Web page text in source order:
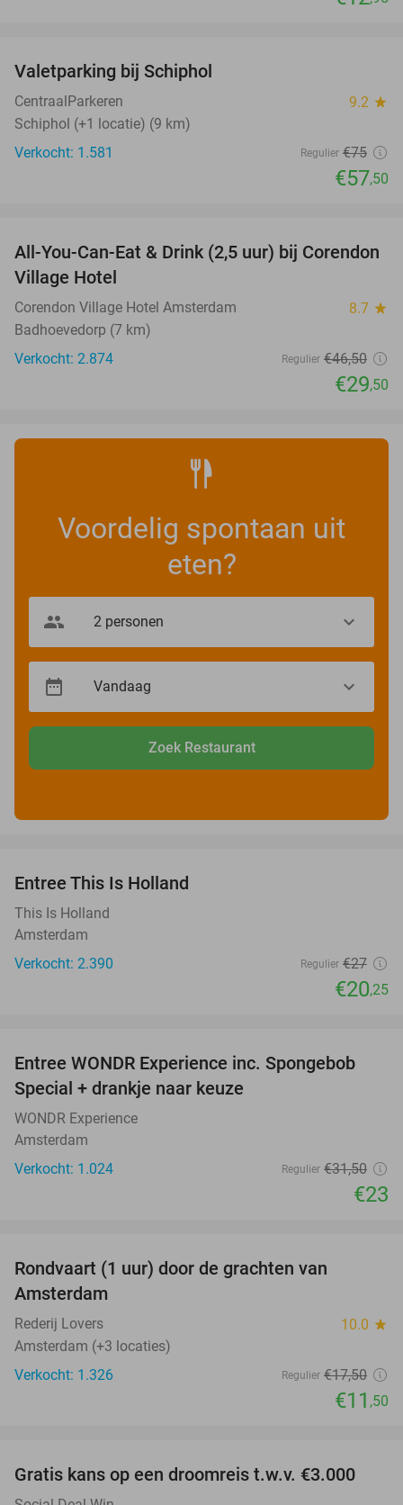
Valetparking bij Schiphol
CentraalParkeren 9.2 star
Schiphol (+1 locatie) (9 km)
Verkocht: 1.581
Regulier €75
€57,50
37%
All-You-Can-Eat & Drink (2,5 uur) bij Corendon
Village Hotel
Corendon Village Hotel Amsterdam 8.7 star
Badhoevedorp (7 km)
Verkocht: 2.874
Regulier €46,50
€29,50
Voordelig spontaan uit
eten?
Zoek Restaurant
Entree This Is Holland
This Is Holland
Amsterdam
Verkocht: 2.390
Regulier €27
€20,25
27%
Entree WONDR Experience inc. Spongebob
Special + drankje naar keuze
WONDR Experience
Amsterdam
Verkocht: 1.024
Regulier €31,50
€23
Rondvaart (1 uur) door de grachten van
Amsterdam
Rederij Lovers 10.0 star
Amsterdam (+3 locaties)
Verkocht: 1.326
Regulier €17,50
€11 ,50
Gratis kans op een droomreis t.w.v. €3.000